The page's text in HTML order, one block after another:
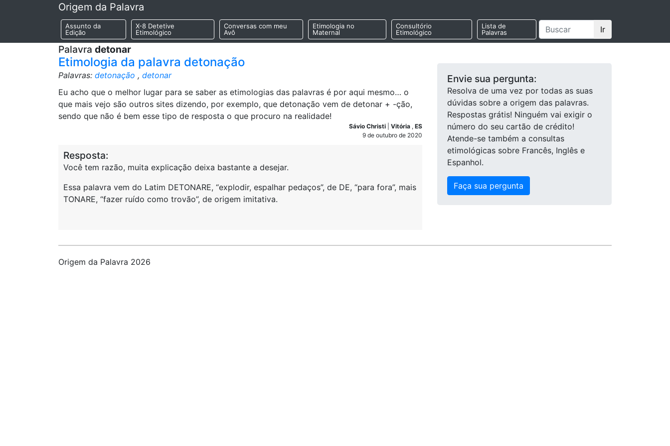
Origem da Palavra
Assunto da
Edição
X-8 Detetive
Etimológico
Conversas com meu
Avô
Etimologia no
Maternal
Consultório
Etimológico
Lista de
Palavras
Ir
Palavra detonar
Etimologia da palavra detonação
Palavras: detonação , detonar
Eu acho que o melhor lugar para se saber as etimologias das palavras é por aqui mesmo… o
que mais vejo são outros sites dizendo, por exemplo, que detonação vem de detonar + -ção,
sendo que não é bem esse tipo de resposta o que procuro na realidade!
Sávio Christi Vitória , ES
9 de outubro de 2020
Resposta:
Você tem razão, muita explicação deixa bastante a desejar.
Essa palavra vem do Latim DETONARE, “explodir, espalhar pedaços”, de DE, “para fora”, mais
TONARE, “fazer ruído como trovão”, de origem imitativa.
Envie sua pergunta:
Resolva de uma vez por todas as suas
dúvidas sobre a origem das palavras.
Respostas grátis! Ninguém vai exigir o
número do seu cartão de crédito!
Atende-se também a consultas
etimológicas sobre Francês, Inglês e
Espanhol.
Faça sua pergunta
Origem da Palavra 2026